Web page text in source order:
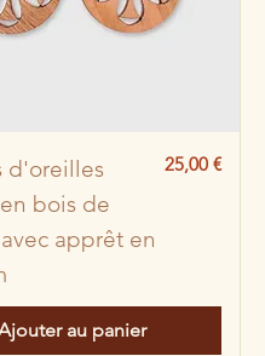
d'oreilles
bois de
apprêt en
Prix
25,00 €
au panier